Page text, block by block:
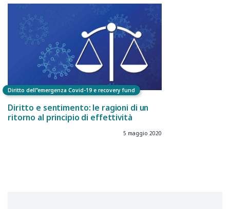
Diritto dell”emergenza Covid-19 e recovery fund
Diritto e sentimento: le ragioni di un
ritorno al principio di effettività
5 maggio 2020